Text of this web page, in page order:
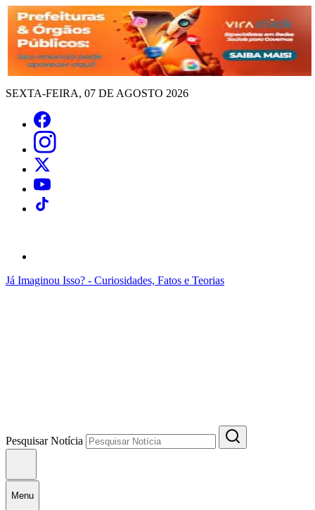
SEXTA-FEIRA, 07 DE AGOSTO 2026
Já Imaginou Isso? - Curiosidades, Fatos e Teorias
Pesquisar Notícia
Menu